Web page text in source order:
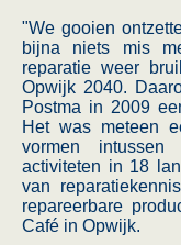
"We gooien
bijna niets mis
reparatie weer
Opwijk 2040.
Postma in 2009
Het was meteen
vormen
activiteten in 18
van
repareerbare
Café in Opwijk.